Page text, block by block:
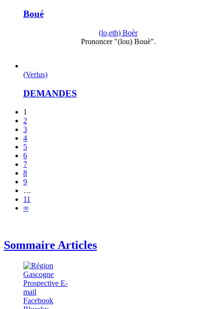
Boué
(lo,eth) Boèr
Prononcer "(lou) Bouè".
(Verlus)
DEMANDES
1
2
3
4
5
6
7
8
9
…
11
∞
Sommaire Articles